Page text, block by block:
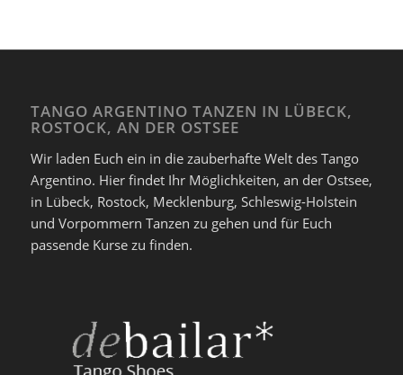
TANGO ARGENTINO TANZEN IN LÜBECK,
ROSTOCK, AN DER OSTSEE
Wir laden Euch ein in die zauberhafte Welt des Tango
Argentino. Hier findet Ihr Möglichkeiten, an der Ostsee,
in Lübeck, Rostock, Mecklenburg, Schleswig-Holstein
und Vorpommern Tanzen zu gehen und für Euch
passende Kurse zu finden.